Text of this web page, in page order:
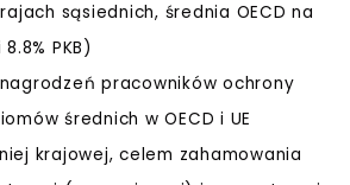
sąsiednich, średnia OECD na
PKB)
pracowników ochrony
średnich w OECD i UE
krajowej, celem zahamowania